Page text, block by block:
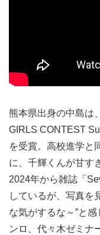
熊本県出身の中島は
GIRLS CONTEST
を受賞。高校進学と
に、千輝くんが甘す
2024年から雑誌「
しているが、写真を
な気がするな～”と
ンロ、代々木ゼミナ